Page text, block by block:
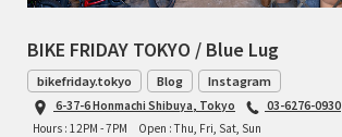
BIKE FRIDAY TOKYO / Blue Lug
bikefriday.tokyo Blog Instagram
6-37-6 Honmachi Shibuya, Tokyo
03-6276-0930
Hours : 12PM - 7PM
Open : Thu, Fri, Sat, Sun